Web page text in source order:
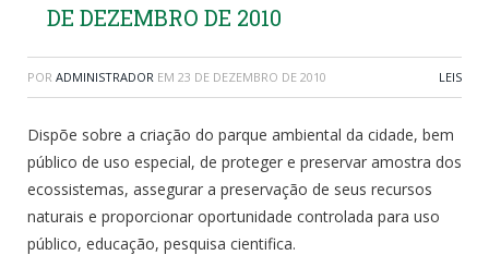
DE DEZEMBRO DE 2010
POR ADMINISTRADOR EM 23 DE DEZEMBRO DE 2010 LEIS
Dispõe sobre a criação do parque ambiental da cidade, bem
público de uso especial, de proteger e preservar amostra dos
ecossistemas, assegurar a preservação de seus recursos
naturais e proporcionar oportunidade controlada para uso
público, educação, pesquisa cientifica.